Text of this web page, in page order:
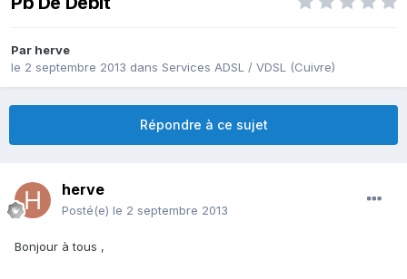
Par herve
le 2 septembre 2013 dans Services ADSL / VDSL (Cuivre)
Répondre à ce sujet
herve
Posté(e) le 2 septembre 2013
Bonjour à tous ,